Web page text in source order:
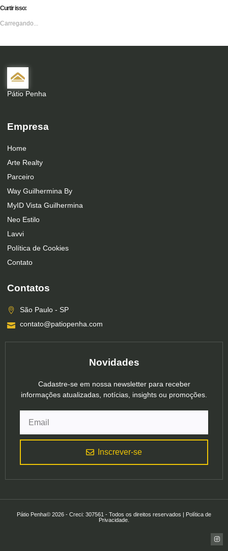
Curtir isso:
Carregando...
Pátio Penha
Empresa
Home
Arte Realty
Parceiro
Way Guilhermina By
MyID Vista Guilhermina
Neo Estilo
Lavvi
Política de Cookies
Contato
Contatos
São Paulo - SP
contato@patiopenha.com
Novidades
Cadastre-se em nossa newsletter para receber
informações atualizadas, notícias, insights ou promoções.
Inscrever-se
Pátio Penha© 2026 - Creci: 307561 - Todos os direitos reservados | Política de
Privacidade.